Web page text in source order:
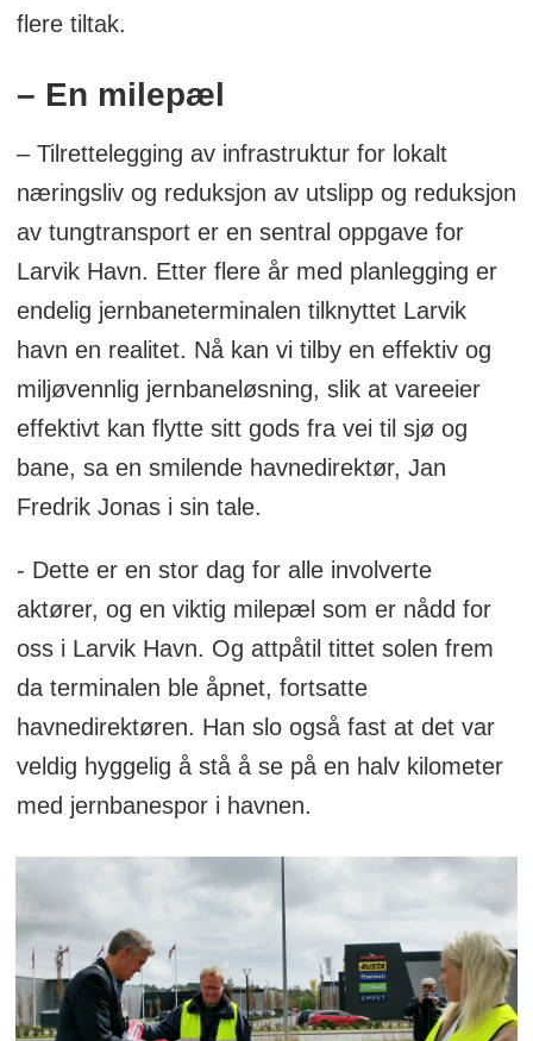
flere tiltak.
– En milepæl
– Tilrettelegging av infrastruktur for lokalt
næringsliv og reduksjon av utslipp og reduksjon
av tungtransport er en sentral oppgave for
Larvik Havn. Etter flere år med planlegging er
endelig jernbaneterminalen tilknyttet Larvik
havn en realitet. Nå kan vi tilby en effektiv og
miljøvennlig jernbaneløsning, slik at vareeier
effektivt kan flytte sitt gods fra vei til sjø og
bane, sa en smilende havnedirektør, Jan
Fredrik Jonas i sin tale.
- Dette er en stor dag for alle involverte
aktører, og en viktig milepæl som er nådd for
oss i Larvik Havn. Og attpåtil tittet solen frem
da terminalen ble åpnet, fortsatte
havnedirektøren. Han slo også fast at det var
veldig hyggelig å stå å se på en halv kilometer
med jernbanespor i havnen.